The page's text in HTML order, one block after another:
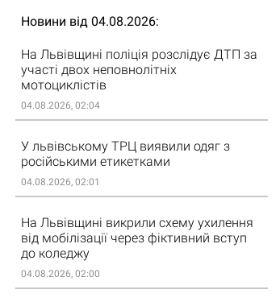
Новини від 04.08.2026
На Львівщині поліція розслідує ДТП за
участі двох неповнолітніх
мотоциклістів
04.08.2026, 02:04
У львівському ТРЦ виявили одяг з
російськими етикетками
04.08.2026, 02:01
На Львівщині викрили схему ухилення
від мобілізації через фіктивний вступ
до коледжу
04.08.2026, 02:00